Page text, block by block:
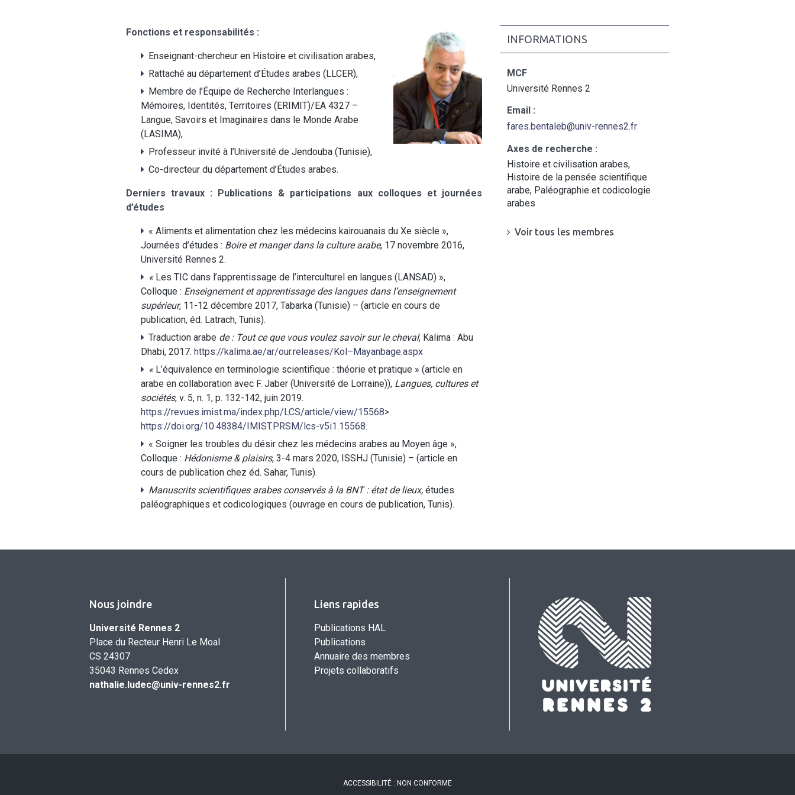
INFORMATIONS
MCF
Université Rennes 2
Email :
fares.bentaleb@univ-rennes2.fr
Axes de recherche :
Histoire et civilisation arabes,
Histoire de la pensée scientifique
arabe, Paléographie et codicologie
arabes
Voir tous les membres
Fonctions et responsabilités :
Enseignant-chercheur en Histoire et civilisation arabes,
Rattaché au département d’Études arabes (LLCER),
Membre de l’Équipe de Recherche Interlangues :
Mémoires, Identités, Territoires (ERIMIT)/EA 4327 –
Langue, Savoirs et Imaginaires dans le Monde Arabe
(LASIMA),
Professeur invité à l’Université de Jendouba (Tunisie),
Co-directeur du département d’Études arabes.
Derniers travaux : Publications & participations aux colloques et journées
d’études
« Aliments et alimentation chez les médecins kairouanais du Xe siècle »,
Journées d’études : Boire et manger dans la culture arabe, 17 novembre 2016,
Université Rennes 2.
« Les TIC dans l’apprentissage de l’interculturel en langues (LANSAD) »,
Colloque : Enseignement et apprentissage des langues dans l’enseignement
supérieur, 11-12 décembre 2017, Tabarka (Tunisie) – (article en cours de
publication, éd. Latrach, Tunis).
Traduction arabede : Tout ce que vous voulez savoir sur le cheval, Kalima : Abu
Dhabi, 2017. https://kalima.ae/ar/our.releases/Kol–Mayanbage.aspx
« L’équivalence en terminologie scientifique : théorie et pratique » (article en
arabe en collaboration avec F. Jaber (Université de Lorraine)), Langues, cultures et
sociétés, v. 5, n. 1, p. 132-142, juin 2019.
https://revues.imist.ma/index.php/LCS/article/view/15568>.
https://doi.org/10.48384/IMIST.PRSM/lcs-v5i1.15568.
« Soigner les troubles du désir chez les médecins arabes au Moyen âge »,
Colloque : Hédonisme & plaisirs, 3-4 mars 2020, ISSHJ (Tunisie) – (article en
cours de publication chez éd. Sahar, Tunis).
Manuscrits scientifiques arabes conservés à la BNT : état de lieux,études
paléographiques et codicologiques (ouvrage en cours de publication, Tunis).
Nous joindre
Université Rennes 2
Place du Recteur Henri Le Moal
CS 24307
35043 Rennes Cedex
nathalie.ludec@univ-rennes2.fr
Liens rapides
Publications HAL
Publications
Annuaire des membres
Projets collaboratifs
ACCESSIBILITÉ : NON CONFORME